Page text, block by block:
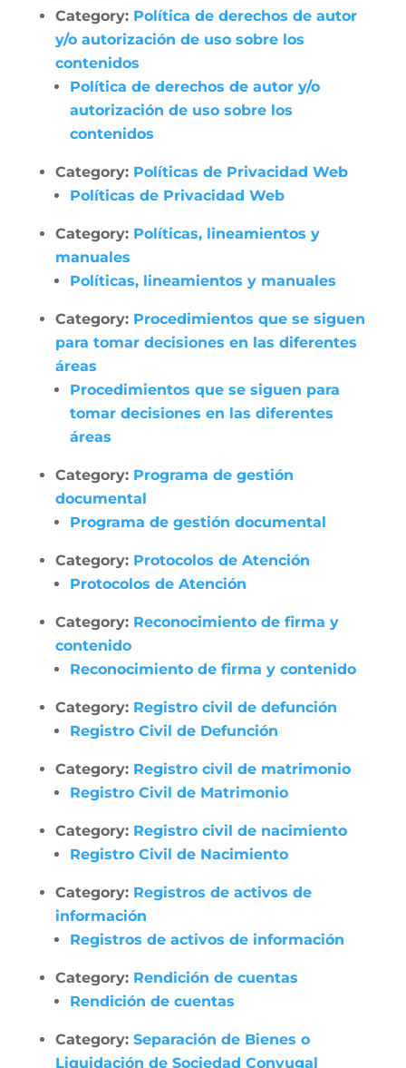
Category: Política de derechos de autor
y/o autorización de uso sobre los
contenidos
Política de derechos de autor y/o
autorización de uso sobre los
contenidos
Category: Políticas de Privacidad Web
Políticas de Privacidad Web
Category: Políticas, lineamientos y
manuales
Políticas, lineamientos y manuales
Category: Procedimientos que se siguen
para tomar decisiones en las diferentes
áreas
Procedimientos que se siguen para
tomar decisiones en las diferentes
áreas
Category: Programa de gestión
documental
Programa de gestión documental
Category: Protocolos de Atención
Protocolos de Atención
Category: Reconocimiento de firma y
contenido
Reconocimiento de firma y contenido
Category: Registro civil de defunción
Registro Civil de Defunción
Category: Registro civil de matrimonio
Registro Civil de Matrimonio
Category: Registro civil de nacimiento
Registro Civil de Nacimiento
Category: Registros de activos de
información
Registros de activos de información
Category: Rendición de cuentas
Rendición de cuentas
Category: Separación de Bienes o
Liquidación de Sociedad Conyugal